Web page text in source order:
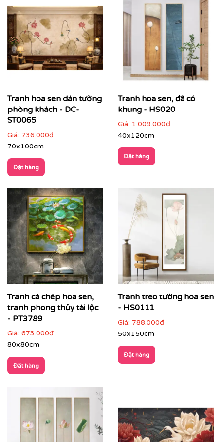
Tranh hoa sen – vẻ đẹp thanh khiết và an nhiên cho
không gian sống
Tranh hoa sen là dòng tranh nghệ thuật mang đậm giá
trị văn hoá Á Đông, biểu tượng cho
sự thuần khiết,
bình an và phúc lành. Hình ảnh hoa sen nhẹ nhàng
nhưng sâu lắng, giúp không gian trở nên tĩnh tại, cân
bằng cảm xúc và giàu chiều sâu thẩm mỹ.
Điểm đặc trưng của tranh hoa sen
Tranh hoa sen dán tường
phòng khách - DC-
ST0065
Giá: 736.000đ
70x100cm
Đặt hàng
Tranh hoa sen, đã có
khung - HS020
Giá: 1.009.000đ
40x120cm
Đặt hàng
Tranh cá chép hoa sen,
tranh phong thủy tài lộc
- PT3789
Giá: 673.000đ
80x80cm
Đặt hàng
Tranh treo tường hoa sen
- HS0111
Giá: 788.000đ
50x150cm
Đặt hàng